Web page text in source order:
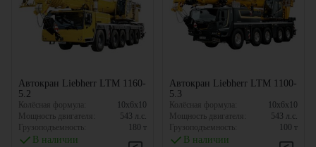
Автокран Liebherr LTM 1160-
5.2
Колёсная формула:
10x6x10
Мощность двигателя:
543 л.с.
Грузоподъемность:
180 т
В наличии
Автокран Liebherr LTM 1100-
5.3
Колёсная формула:
10x6x10
Мощность двигателя:
543 л.с.
Грузоподъемность:
100 т
В наличии